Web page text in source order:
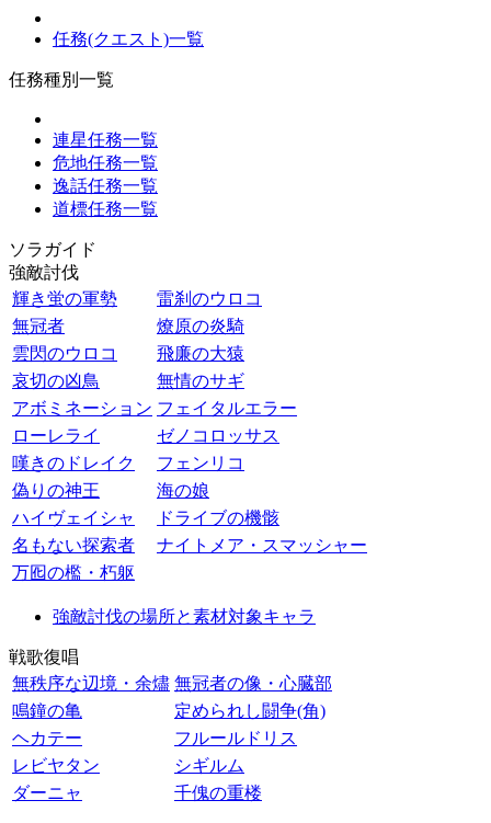
任務(クエスト)一覧
任務種別一覧
連星任務一覧
危地任務一覧
逸話任務一覧
道標任務一覧
ソラガイド
強敵討伐
輝き蛍の軍勢
雷刹のウロコ
無冠者
燎原の炎騎
雲閃のウロコ
飛廉の大猿
哀切の凶鳥
無情のサギ
アボミネーション フェイタルエラー
ローレライ
ゼノコロッサス
嘆きのドレイク
フェンリコ
偽りの神王
海の娘
ハイヴェイシャ
ドライブの機骸
名もない探索者
ナイトメア・スマッシャー
万囮の檻・朽躯
強敵討伐の場所と素材対象キャラ
戦歌復唱
無秩序な辺境・余燼 無冠者の像・心臓部
鳴鐘の亀
定められし闘争(角)
ヘカテー
フルールドリス
レビヤタン
シギルム
ダーニャ
千傀の重楼